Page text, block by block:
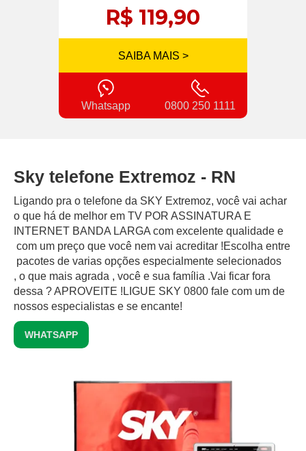
R$ 119,90
SAIBA MAIS >
Whatsapp 0800 250 1111
Sky telefone Extremoz - RN
Ligando pra o telefone da SKY Extremoz, você vai achar
o que há de melhor em TV POR ASSINATURA E
INTERNET BANDA LARGA com excelente qualidade e
com um preço que você nem vai acreditar !Escolha entre
pacotes de varias opções especialmente selecionados
, o que mais agrada , você e sua família .Vai ficar fora
dessa ? APROVEITE !LIGUE SKY 0800 fale com um de
nossos especialistas e se encante!
WHATSAPP